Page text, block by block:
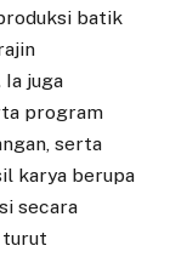
batik
Ia juga
program
serta
karya berupa
secara
turut